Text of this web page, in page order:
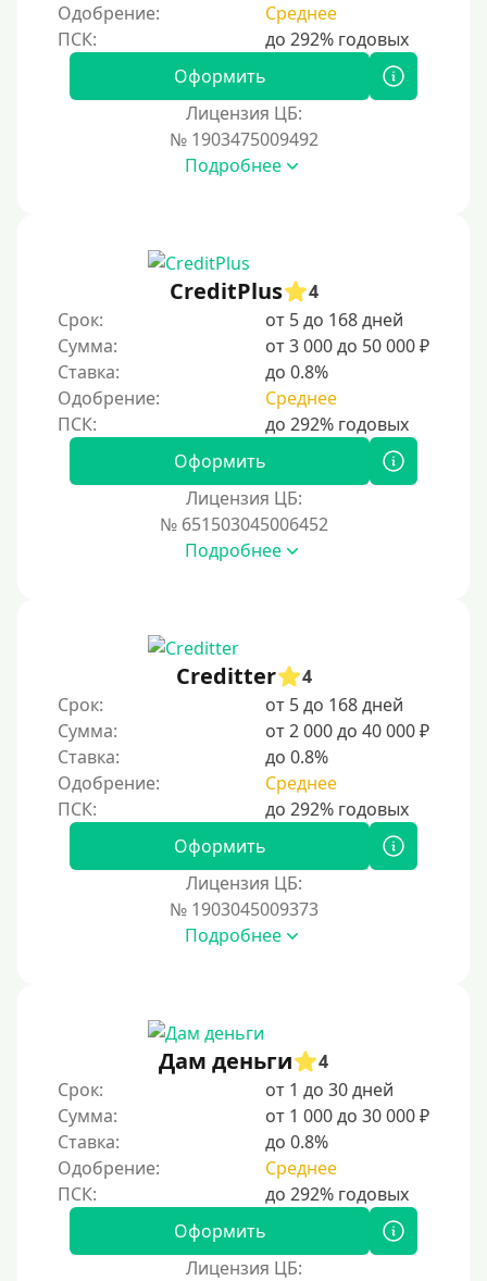
Одобрение:
Среднее
Оформить
Лицензия ЦБ:
№ 1903475009492
Подробнее
CreditPlus
4
Срок:
от 5 до 168 дней
Сумма:
от 3 000 до 50 000 ₽
Ставка:
до 0.8%
Одобрение:
Среднее
Оформить
Лицензия ЦБ:
№ 651503045006452
Подробнее
Creditter
4
Срок:
от 5 до 168 дней
Сумма:
от 2 000 до 40 000 ₽
Ставка:
до 0.8%
Одобрение:
Среднее
Оформить
Лицензия ЦБ:
№ 1903045009373
Подробнее
Дам деньги
4
Срок:
от 1 до 30 дней
Сумма:
от 1 000 до 30 000 ₽
Ставка:
до 0.8%
Одобрение:
Среднее
Оформить
Лицензия ЦБ: